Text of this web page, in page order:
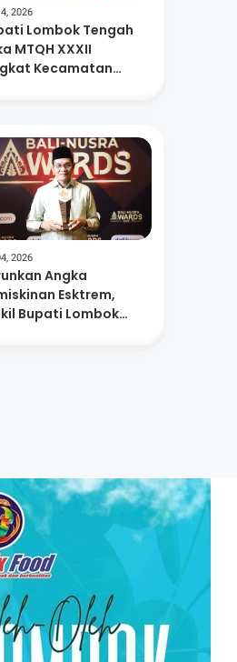
2026
Lombok Tengah
MTQH XXXII
Kecamatan
2026
Angka
Esktrem,
Bupati Lombok